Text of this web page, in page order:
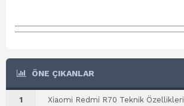
ÖNE ÇIKANLAR
1 Xiaomi Redmi R70 Teknik Özellikleri